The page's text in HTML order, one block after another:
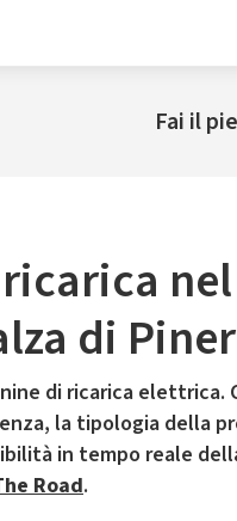
Fai il
nel
di
di ricarica elettrica.
la tipologia della
in tempo reale
Road.